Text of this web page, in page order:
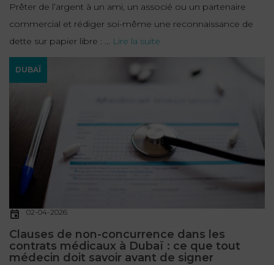
Prêter de l’argent à un ami, un associé ou un partenaire
commercial et rédiger soi-même une reconnaissance de
dette sur papier libre : ... Lire la suite
DUBAÏ
02-04-2026
Clauses de non-concurrence dans les
contrats médicaux à Dubaï : ce que tout
médecin doit savoir avant de signer